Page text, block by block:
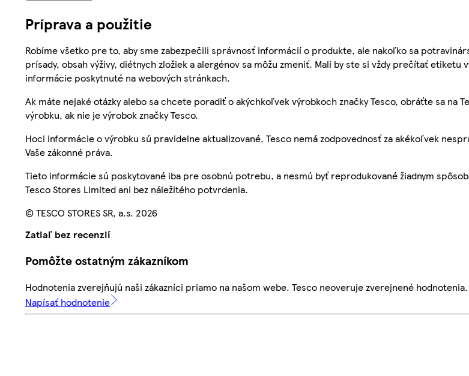
Príprava a použitie
Robíme všetko pre to, aby sme zabezpečili správnosť informácií o produkte, ale nakoľko sa
prísady, obsah výživy, diétnych zložiek a alergénov sa môžu zmeniť. Mali by ste si vždy prečítať etiketu
informácie poskytnuté na webových stránkach.
Ak máte nejaké otázky alebo sa chcete poradiť o akýchkoľvek výrobkoch značky Tesco, obráťte sa na
výrobku, ak nie je výrobok značky Tesco.
Hoci informácie o výrobku sú pravidelne aktualizované, Tesco nemá zodpovednosť za akékoľvek
Vaše zákonné práva.
Tieto informácie sú poskytované iba pre osobnú potrebu, a nesmú byť reprodukované žiadnym
Tesco Stores Limited ani bez náležitého potvrdenia.
© TESCO STORES SR, a.s. 2026
Zatiaľ bez recenzií
Pomôžte ostatným zákazníkom
Hodnotenia zverejňujú naši zákazníci priamo na našom webe. Tesco neoveruje zverejnené hodnotenia.
Napísať hodnotenie